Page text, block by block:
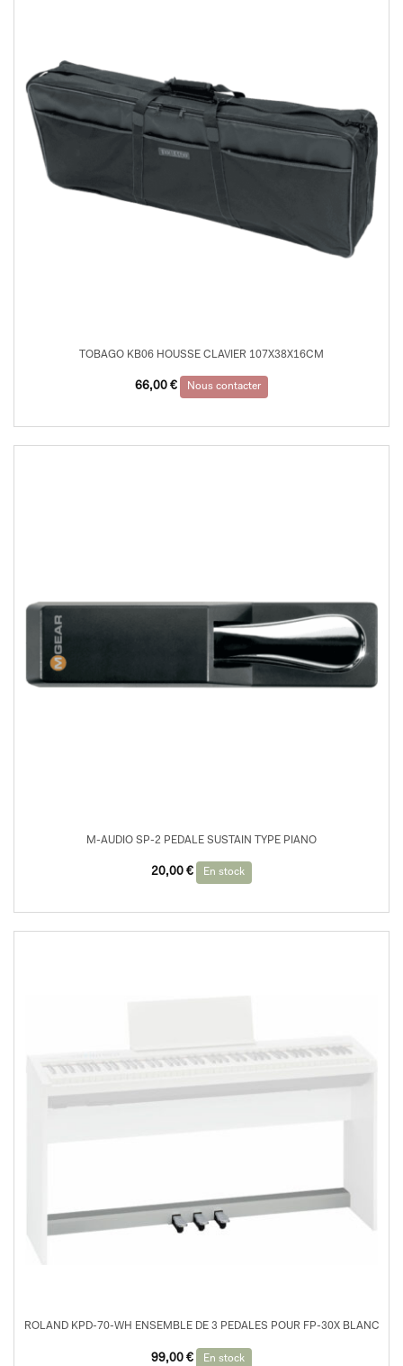
TOBAGO KB06 HOUSSE CLAVIER 107X38X16CM
66,00 € Nous contacter
M-AUDIO SP-2 PEDALE SUSTAIN TYPE PIANO
20,00 € En stock
ROLAND KPD-70-WH ENSEMBLE DE 3 PEDALES POUR FP-30X BLANC
99,00 € En stock